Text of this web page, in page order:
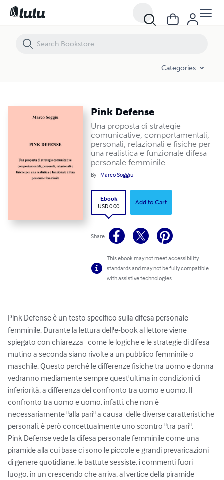
Categories
Pink Defense
Una proposta di strategie
comunicative, comportamentali,
personali, relazionali e fisiche per
una realistica e funzionale difesa
personale femminile
By Marco Soggiu
Ebook
USD 0.00
Add to Cart
Share
This ebook may not meet accessibility
standards and may not be fully compatible
with assistive technologies.
Pink Defense è un testo specifico sulla difesa personale
femminile. Durante la lettura dell'e-book al lettore viene
spiegato con chiarezza   come le logiche e le strategie di difesa
mutino a seconda siano rivolte a un pubblico femminile o
maschile. Questo perché le differenze fisiche tra uomo e donna
vedranno mediamente sempre quest'ultima in condizioni di
inferiorità, a differenza del confronto tra uomo e uomo. Il
confronto tra uomo e uomo, infatti, che non è
necessariamente "alla pari" a causa  delle diverse caratteristiche
personali, è però concettualmente uno scontro "tra pari".
Pink Defense vede la difesa personale femminile come una
piramide alla cui base ci sono le piccole e grandi prevaricazioni
di genere quotidiane, le battute sessiste, i commenti fuori
luogo, in un crescendo che arriva, al vertice della piramide
Pink Defense